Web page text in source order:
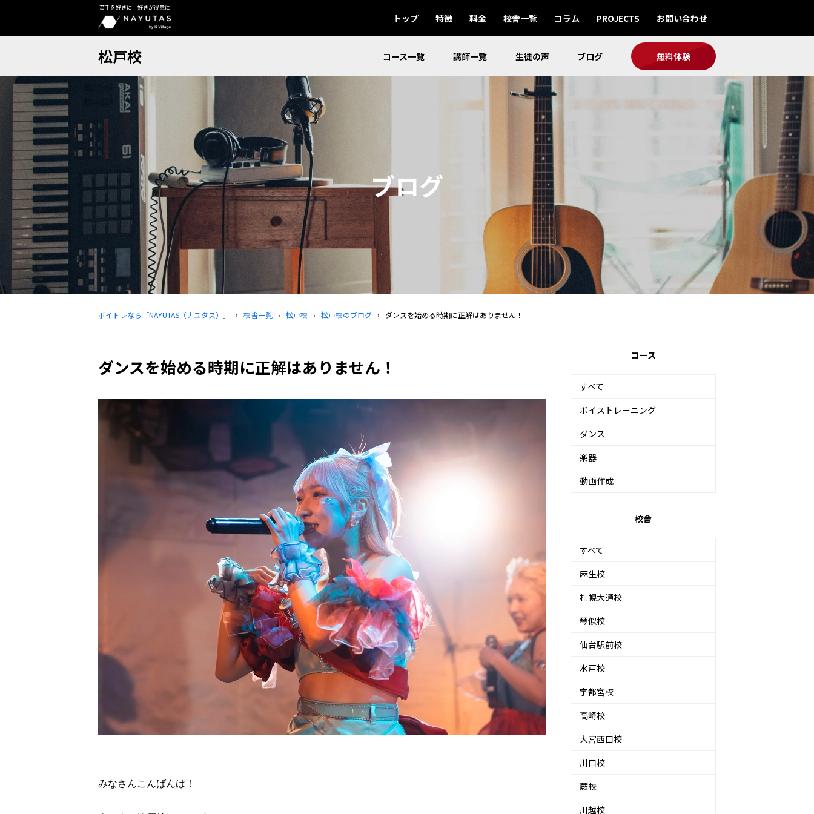
苦手を好きに 好きが得意に
トップ 特徴 料金 校舎一覧 コラム PROJECTS お問い合わせ
松戸校 コース一覧 講師一覧 生徒の声 ブログ 無料体験
ブログ
ボイトレなら「NAYUTAS（ナユタス）」 › 校舎一覧 › 松戸校 › 松戸校のブログ › ダンスを始める時期に正解はありません！
ダンスを始める時期に正解はありません！
みなさんこんばんは！
コース
すべて
ボイストレーニング
ダンス
楽器
動画作成
校舎
すべて
麻生校
札幌大通校
琴似校
仙台駅前校
水戸校
宇都宮校
高崎校
大宮西口校
川口校
蕨校
川越校